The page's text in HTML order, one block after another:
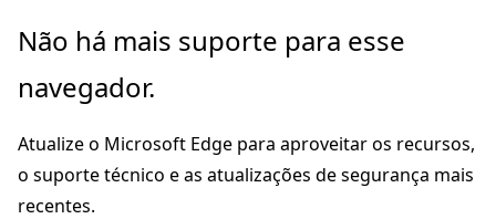
Pular
o
principal
Não há mais suporte para esse
navegador.
Atualize o Microsoft Edge para aproveitar os recursos,
o suporte técnico e as atualizações de segurança mais
recentes.